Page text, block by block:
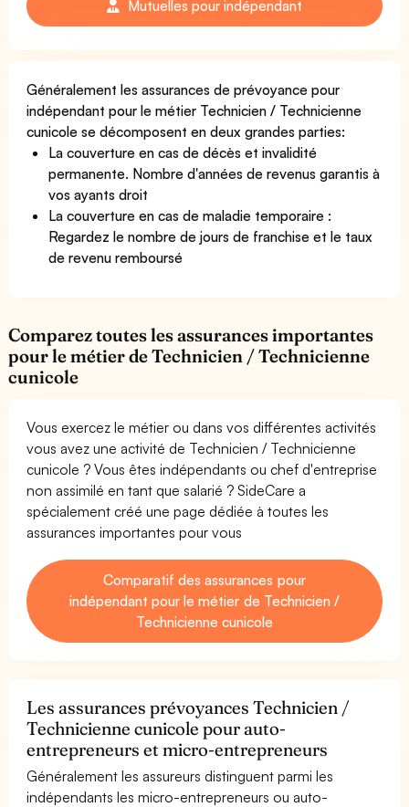
Mutuelles pour indépendant
Généralement les assurances de prévoyance pour
indépendant pour le métier Technicien / Technicienne
cunicole se décomposent en deux grandes parties:
La couverture en cas de décès et invalidité
permanente. Nombre d'années de revenus garantis à
vos ayants droit
La couverture en cas de maladie temporaire :
Regardez le nombre de jours de franchise et le taux
de revenu remboursé
Comparez toutes les assurances importantes
pour le métier de Technicien / Technicienne
cunicole
Vous exercez le métier ou dans vos différentes activités
vous avez une activité de Technicien / Technicienne
cunicole ? Vous êtes indépendants ou chef d'entreprise
non assimilé en tant que salarié ? SideCare a
spécialement créé une page dédiée à toutes les
assurances importantes pour vous
Comparatif des assurances pour
indépendant pour le métier de Technicien /
Technicienne cunicole
Les assurances prévoyances Technicien /
Technicienne cunicole pour auto-
entrepreneurs et micro-entrepreneurs
Généralement les assureurs distinguent parmi les
indépendants les micro-entrepreneurs ou auto-